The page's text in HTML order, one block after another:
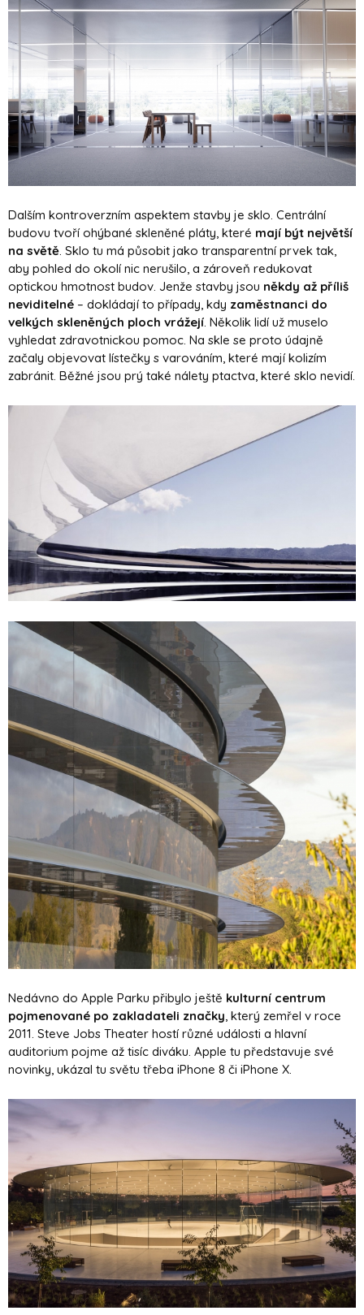
Dalším kontroverzním aspektem stavby je sklo. Centrální
budovu tvoří ohýbané skleněné pláty, které mají být největší
na světě. Sklo tu má působit jako transparentní prvek tak,
aby pohled do okolí nic nerušilo, a zároveň redukovat
optickou hmotnost budov. Jenže stavby jsou někdy až příliš
neviditelné – dokládají to případy, kdy zaměstnanci do
velkých skleněných ploch vrážejí. Několik lidí už muselo
vyhledat zdravotnickou pomoc. Na skle se proto údajně
začaly objevovat lístečky s varováním, které mají kolizím
zabránit. Běžné jsou prý také nálety ptactva, které sklo nevidí.
Nedávno do Apple Parku přibylo ještě kulturní centrum
pojmenované po zakladateli značky, který zemřel v roce
2011. Steve Jobs Theater hostí různé události a hlavní
auditorium pojme až tisíc diváku. Apple tu představuje své
novinky, ukázal tu světu třeba iPhone 8 či iPhone X.